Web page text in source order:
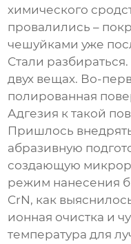
химического
провалились –
чешуйками уже
Стали
двух вещах. Во-
полированная
Адгезия к такой
Пришлось
абразивную
создающую
режим нанесения
CrN, как
ионная очистка и
температура для